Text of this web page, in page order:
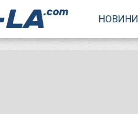
НОВИНИ